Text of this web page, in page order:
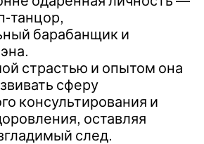
танцор,
барабанщик и
страстью и опытом она
сферу
консультирования и
оставляя
след.